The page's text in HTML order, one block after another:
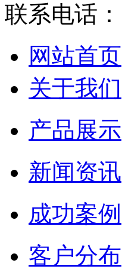
联系电话：
网站首页
关于我们
产品展示
新闻资讯
成功案例
客户分布